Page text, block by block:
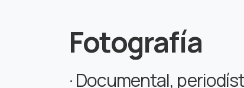
Fotografía
· Documental,